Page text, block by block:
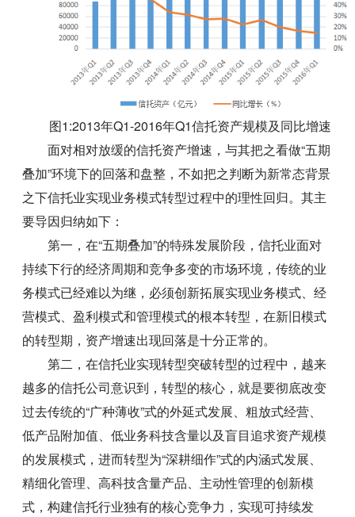
图1:2013年Q1-2016年Q1信托资产规模及同比增速
面对相对放缓的信托资产增速，与其把之看做“五期
叠加”环境下的回落和盘整，不如把之判断为新常态背景
之下信托业实现业务模式转型过程中的理性回归。其主
要导因归纳如下：
第一，在“五期叠加”的特殊发展阶段，信托业面对
持续下行的经济周期和竞争多变的市场环境，传统的业
务模式已经难以为继，必须创新拓展实现业务模式、经
营模式、盈利模式和管理模式的根本转型，在新旧模式
的转型期，资产增速出现回落是十分正常的。
第二，在信托业实现转型突破转型的过程中，越来
越多的信托公司意识到，转型的核心，就是要彻底改变
过去传统的“广种薄收”式的外延式发展、粗放式经营、
低产品附加值、低业务科技含量以及盲目追求资产规模
的发展模式，进而转型为“深耕细作”式的内涵式发展、
精细化管理、高科技含量产品、主动性管理的创新模
式，构建信托行业独有的核心竞争力，实现可持续发